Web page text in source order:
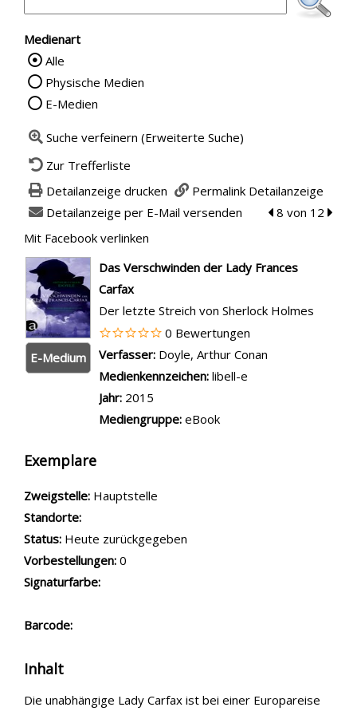
Medienart
Wählen Sie die Medienart nach der Sie
Alle
Physische Medien
E-Medien
Suche verfeinern (Erweiterte Suche)
Zur Trefferliste
Detailanzeige drucken
Permalink Detailanzeige
Detailanzeige per E-Mail versenden
zum
8 von 12 zum
Mit Facebook verlinken
wird in neuem Tab geöffnet
E-Medium
Das Verschwinden der Lady Frances
Carfax
Der letzte Streich von Sherlock Holmes
0 Bewertungen
Verfasser: Suche nach diesem Verfasser
Doyle, Arthur Conan
Medienkennzeichen: libell-e
Jahr: 2015
Mediengruppe: eBook
Exemplare
Zweigstelle: Hauptstelle
Standorte:
Status: Heute zurückgegeben
Vorbestellungen: 0
Signaturfarbe:
Barcode:
Inhalt
Die unabhängige Lady Carfax ist bei einer Europareise